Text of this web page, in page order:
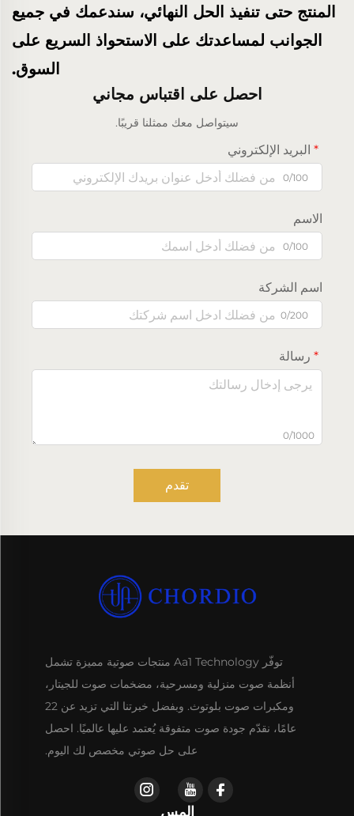
المنتج حتى تنفيذ الحل النهائي، سندعمك في جميع
الجوانب لمساعدتك على الاستحواذ السريع على
السوق.
احصل على اقتباس مجاني
سيتواصل معك ممثلنا قريبًا.
البريد الإلكتروني
0/100
الاسم
0/100
اسم الشركة
0/200
رسالة
0/1000
تقدم
توفّر Aa1 Technology منتجات صوتية مميزة تشمل
أنظمة صوت منزلية ومسرحية، مضخمات صوت للجيتار،
ومكبرات صوت بلوتوث. وبفضل خبرتنا التي تزيد عن 22
عامًا، نقدّم جودة صوت متفوقة يُعتمد عليها عالميًا. احصل
على حل صوتي مخصص لك اليوم.
إلمس